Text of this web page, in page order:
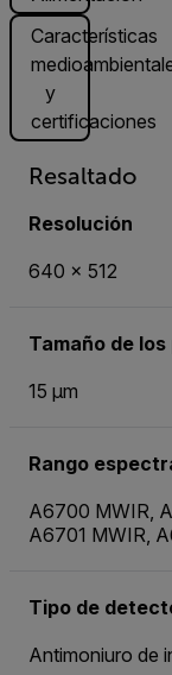
Características
y
certificaciones
Resaltado
Resolución
640 × 512
Tamaño de
15 µm
Rango
A6700 MWIR,
A6701 MWIR,
Tipo de
Antimoniuro de